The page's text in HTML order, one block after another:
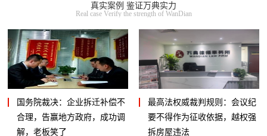
真实案例 鉴证万典实力
Real case Verify the strength of WanDian
国务院裁决：企业拆迁补偿不
合理，告赢地方政府，成功调
解，老板笑了
最高法权威裁判规则：会议纪
要不得作为征收依据，越权强
拆房屋违法